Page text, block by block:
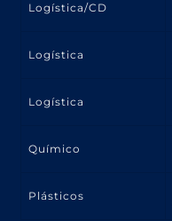
Logística/CD
Logística
Logística
Químico
Plásticos